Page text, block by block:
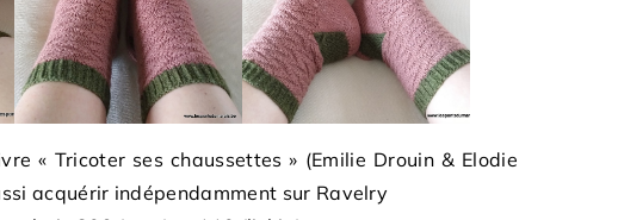
« Tricoter ses chaussettes » (Emilie Drouin & Elodie
acquérir indépendamment sur Ravelry